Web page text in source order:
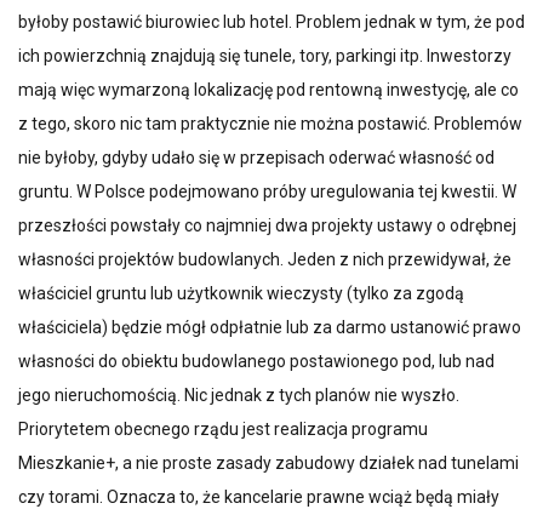
byłoby postawić biurowiec lub hotel. Problem jednak w tym, że pod
ich powierzchnią znajdują się tunele, tory, parkingi itp. Inwestorzy
mają więc wymarzoną lokalizację pod rentowną inwestycję, ale co
z tego, skoro nic tam praktycznie nie można postawić. Problemów
nie byłoby, gdyby udało się w przepisach oderwać własność od
gruntu. W Polsce podejmowano próby uregulowania tej kwestii. W
przeszłości powstały co najmniej dwa projekty ustawy o odrębnej
własności projektów budowlanych. Jeden z nich przewidywał, że
właściciel gruntu lub użytkownik wieczysty (tylko za zgodą
właściciela) będzie mógł odpłatnie lub za darmo ustanowić prawo
własności do obiektu budowlanego postawionego pod, lub nad
jego nieruchomością. Nic jednak z tych planów nie wyszło.
Priorytetem obecnego rządu jest realizacja programu
Mieszkanie+, a nie proste zasady zabudowy działek nad tunelami
czy torami. Oznacza to, że kancelarie prawne wciąż będą miały